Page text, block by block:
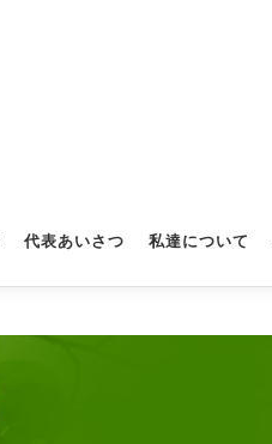
代表あいさつ 私達について